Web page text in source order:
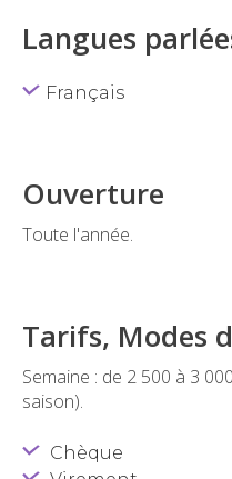
Langues
Français
Ouverture
Toute l'année.
Tarifs, Modes
Semaine : de 2 500 à 3
saison).
Chèque